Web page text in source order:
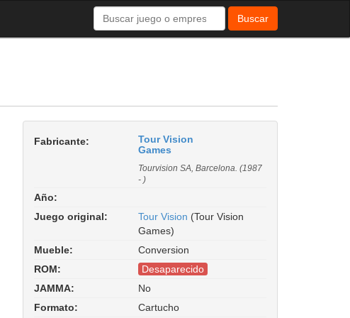
Buscar
Fabricante:
Tour Vision
Games
Tourvision SA, Barcelona. (1987
- )
Año:
Juego original:
Tour Vision (Tour Vision
Games)
Mueble:
Conversion
ROM:
Desaparecido
JAMMA:
No
Formato:
Cartucho